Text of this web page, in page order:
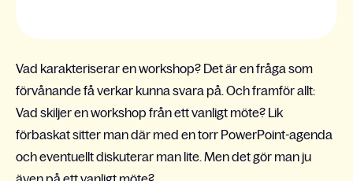
Vad karakteriserar en workshop? Det är en fråga som
förvånande få verkar kunna svara på. Och framför allt:
Vad skiljer en workshop från ett vanligt möte? Lik
förbaskat sitter man där med en torr PowerPoint-agenda
och eventuellt diskuterar man lite. Men det gör man ju